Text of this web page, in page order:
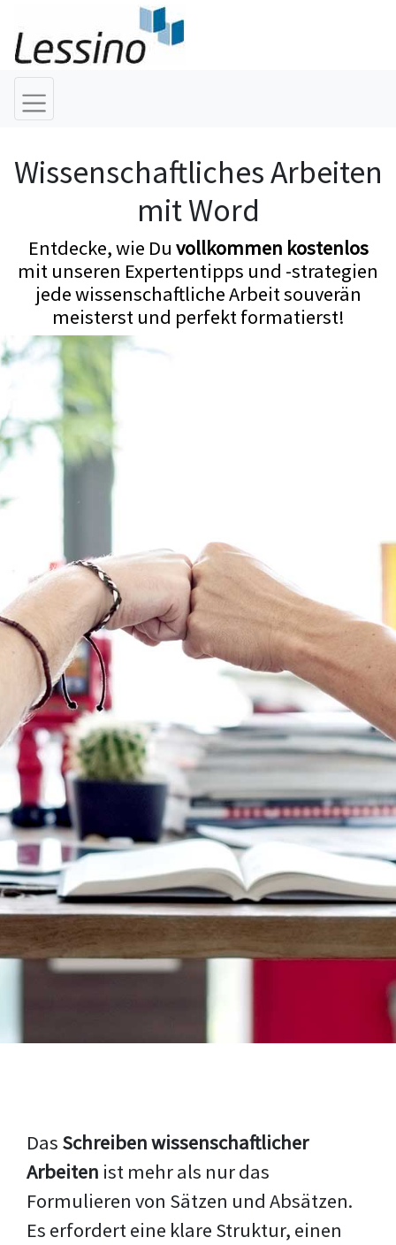
Wissenschaftliches Arbeiten
mit Word
Entdecke, wie Du vollkommen kostenlos
mit unseren Expertentipps und -strategien
jede wissenschaftliche Arbeit souverän
meisterst und perfekt formatierst!
Das Schreiben wissenschaftlicher
Arbeiten ist mehr als nur das
Formulieren von Sätzen und Absätzen.
Es erfordert eine klare Struktur, einen